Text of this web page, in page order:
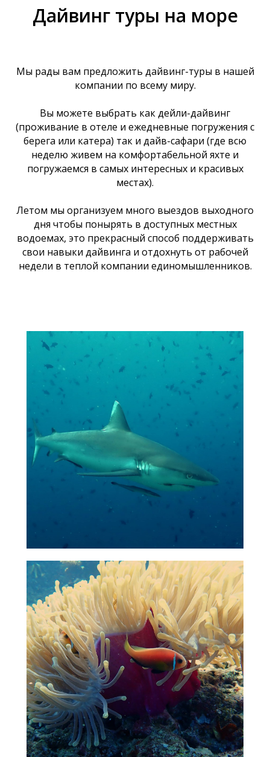
Дайвинг туры на море
Мы рады вам предложить дайвинг-туры в нашей
компании по всему миру.
Вы можете выбрать как дейли-дайвинг
(проживание в отеле и ежедневные погружения с
берега или катера) так и дайв-сафари (где всю
неделю живем на комфортабельной яхте и
погружаемся в самых интересных и красивых
местах).
Летом мы организуем много выездов выходного
дня чтобы понырять в доступных местных
водоемах, это прекрасный способ поддерживать
свои навыки дайвинга и отдохнуть от рабочей
недели в теплой компании единомышленников.